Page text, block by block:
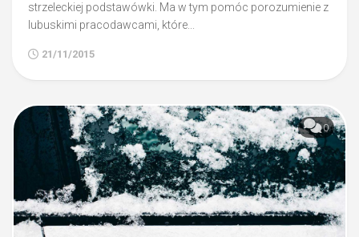
strzeleckiej podstawówki. Ma w tym pomóc porozumienie z
lubuskimi pracodawcami, które...
21/11/2015
0